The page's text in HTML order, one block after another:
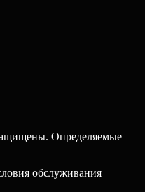
Определяемые
обслуживания